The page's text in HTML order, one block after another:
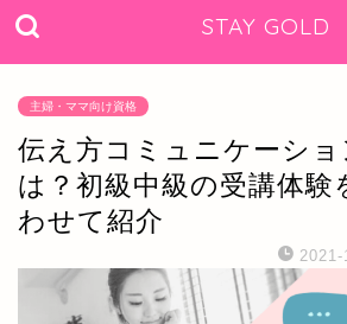
STAY GOLD
主婦・ママ向け資格
伝え方コミュニケーショ
は？初級中級の受講体験
わせて紹介
2021-